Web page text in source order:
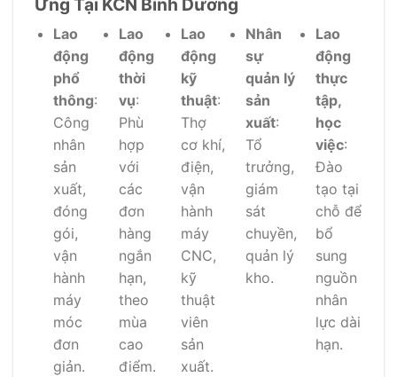
Lao
động
phổ
thông:
Công
nhân
sản
xuất,
đóng
gói,
vận
hành
máy
móc
đơn
giản.
Lao
động
thời
vụ:
Phù
hợp
với
các
đơn
hàng
ngắn
hạn,
theo
mùa
cao
điểm.
Lao
động
kỹ
thuật:
Thợ
cơ khí,
điện,
vận
hành
máy
CNC,
kỹ
thuật
viên
sản
xuất.
Nhân
sự
quản lý
sản
xuất:
Tổ
trưởng,
giám
sát
chuyền,
quản lý
kho.
Lao
động
thực
tập,
học
việc:
Đào
tạo tại
chỗ để
bổ
sung
nguồn
nhân
lực dài
hạn.